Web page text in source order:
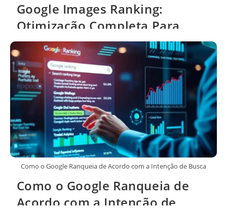
Google Images Ranking:
Otimização Completa Para
Busca Visual e Tráfego
Adicional
Como o Google Ranqueia de Acordo com a Intenção de Busca
Como o Google Ranqueia de
Acordo com a Intenção de